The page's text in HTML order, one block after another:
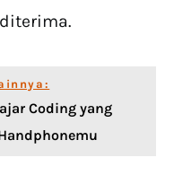
Coding yang